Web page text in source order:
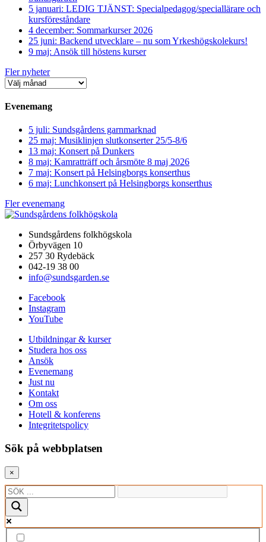
5 januari: LEDIG TJÄNST: Specialpedagog/speciallärare och
kursföreståndare
4 december: Sommarkurser 2026
25 juni: Backend utvecklare – nu som Yrkeshögskolekurs!
9 maj: Ansök till höstens kurser
Fler nyheter
Evenemang
5 juli: Sundsgårdens garnmarknad
25 maj: Musiklinjen slutkonserter 25/5-8/6
13 maj: Konsert på Dunkers
8 maj: Kamratträff och årsmöte 8 maj 2026
7 maj: Konsert på Helsingborgs konserthus
6 maj: Lunchkonsert på Helsingborgs konserthus
Fler evenemang
Sundsgårdens folkhögskola
Örbyvägen 10
257 30 Rydebäck
042-19 38 00
info@sundsgarden.se
Facebook
Instagram
YouTube
Utbildningar & kurser
Studera hos oss
Ansök
Evenemang
Just nu
Kontakt
Om oss
Hotell & konferens
Integritetspolicy
Sök på webbplatsen
×